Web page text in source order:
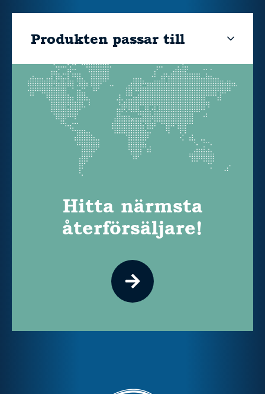
Produkten passar till
Hitta närmsta
återförsäljare!